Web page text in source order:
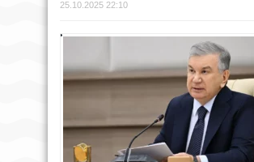
25.10.2025 22:10